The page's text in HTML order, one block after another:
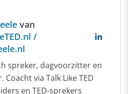
van
/
spreker, dagvoorzitter en
Coacht via Talk Like TED
en TED-sprekers